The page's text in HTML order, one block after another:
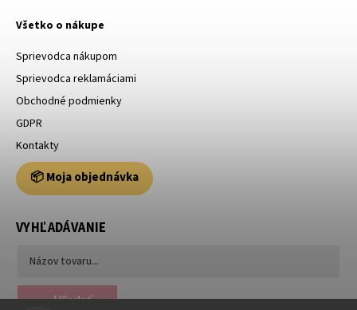
Všetko o nákupe
Sprievodca nákupom
Sprievodca reklamáciami
Obchodné podmienky
GDPR
Kontakty
📦 Moja objednávka
VYHĽADÁVANIE
Hľadať